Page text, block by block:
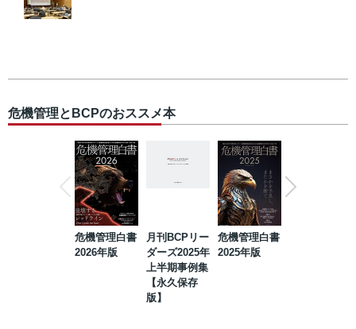
危機管理とBCPのおススメ本
危機管理白書
2026年版
月刊BCPリー
ダーズ2025年
上半期事例集
【永久保存
版】
危機管理白書
2025年版